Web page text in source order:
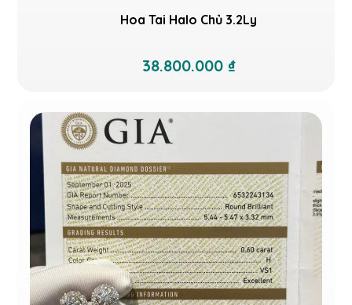
Hoa Tai Halo Chủ 3.2Ly
38.800.000 ₫